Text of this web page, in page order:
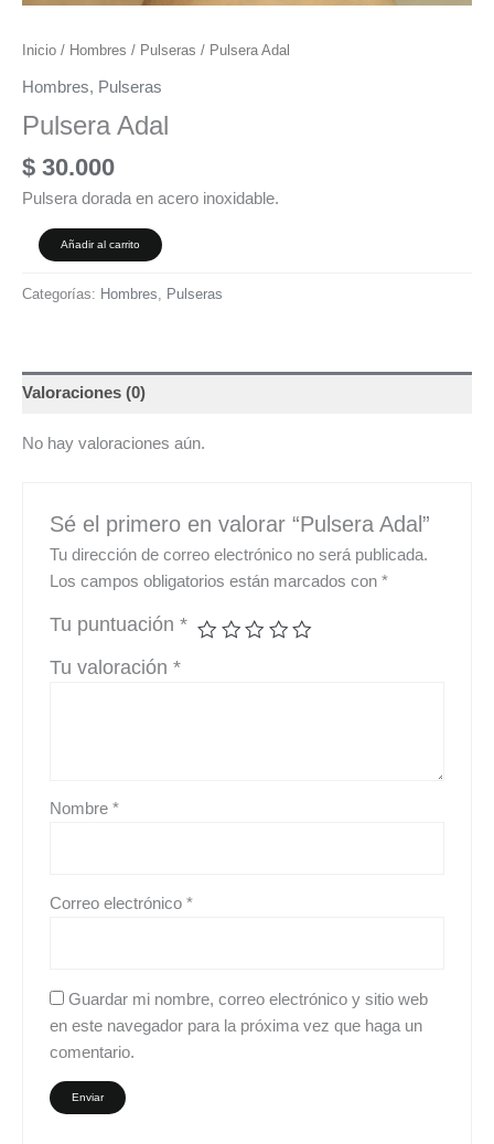
Inicio / Hombres / Pulseras / Pulsera Adal
Hombres, Pulseras
Pulsera Adal
$ 30.000
Pulsera dorada en acero inoxidable.
Añadir al carrito
Categorías: Hombres Pulseras
Valoraciones (0)
No hay valoraciones aún.
Sé el primero en valorar “Pulsera Adal”
Tu dirección de correo electrónico no será publicada.
Los campos obligatorios están marcados con*
Tu puntuación*
Tu valoración*
Nombre*
Correo electrónico*
Guardar mi nombre, correo electrónico y sitio web
en este navegador para la próxima vez que haga un
comentario.